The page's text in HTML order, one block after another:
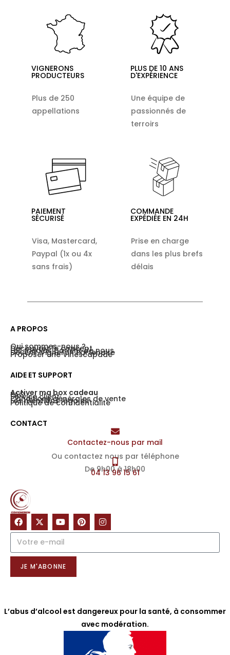
VIGNERONS
PRODUCTEURS
Plus de 250
appellations
PLUS DE 10 ANS
D'EXPÉRIENCE
Une équipe de
passionnés de
terroirs
PAIEMENT
SÉCURISÉ
Visa, Mastercard,
Paypal (1x ou 4x
sans frais)
COMMANDE
EXPÉDIÉE EN 24H
Prise en charge
dans les plus brefs
délais
NOTRE NEWSLETTER
JE M'ABONNE
CONTACT
Contactez-nous par mail
Ou contactez nous par téléphone
De 9h00 à 18h00
04 13 96 15 61
AIDE ET SUPPORT
Activer ma box cadeau
FAQ
Service client
Conditions générales de vente
Les mentions légales
Politique de confidentialité
A PROPOS
Qui sommes-nous ?
Découvrez le concept
Les médias parlent de nous
Devenir Vigneron Partenaire
Proposer une Vinescapade
L’abus d’alcool est dangereux pour la santé, à consommer
avec modération.